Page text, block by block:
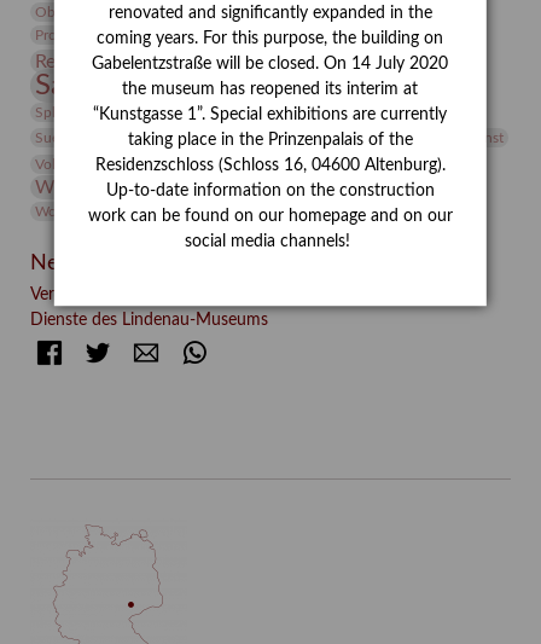
Objekt im Fokus
Paul Klee Peter Schnürpel Phelloplastik
Pohlhof
Provenienz
Provenienzforschung
Restaurierung Restitution Rudi Lesser Ruth Wolf-Rehfeld
Sammlung Samstagszeichner Skulptur
Sonderausstellung
Sphinx
studio Studio Bildende Kunst
studioDIGITAL
Suermondt-Ludwig-Museum
Vermittlung Video
Videokunst
Volontariat
Walter Rheiner Weihnachten Werefkin
Werkbetrachtung Winter Wissenschaft
Wolf and Dog
Wolf und Hund
Zirkuswoche
Neueste Beiträge
Verschenkt, verkauft, vergessen? – Kunstdetektivinnen im
Dienste des Lindenau-Museums
FacebookTwitter E-mail
renovated and significantly expanded in the
coming years. For this purpose, the building on
Gabelentzstraße will be closed. On 14 July 2020
the museum has reopened its interim at
“Kunstgasse 1”. Special exhibitions are currently
taking place in the Prinzenpalais of the
Residenzschloss (Schloss 16, 04600 Altenburg).
Up-to-date information on the construction
work can be found on our homepage and on our
social media channels!